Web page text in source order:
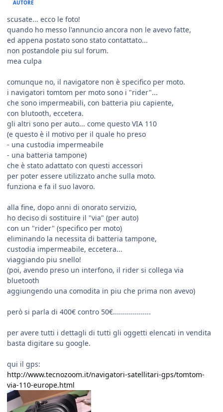
AUTORE
scusate... ecco le foto!
quando ho messo l'annuncio ancora non le avevo fatte,
ed appena postato sono stato contattato...
non postandole piu sul forum.
mea culpa
comunque no, il navigatore non è specifico per moto.
i navigatori tomtom per moto sono i "rider"...
che sono impermeabili, con batteria piu capiente,
con blutooth, eccetera.
gli altri sono per auto... come questo VIA 110
(e questo è il motivo per il quale ho preso
- una custodia impermeabile
- una batteria tampone)
che è stato adattato con questi accessori
per poter essere utilizzato anche sulla moto.
funziona e fa il suo lavoro.
alla fine, dopo anni di onorato servizio,
ho deciso di sostituire il "via" (per auto)
con un "rider" (specifico per moto)
eliminando la necessita di batteria tampone,
custodia impermeabile, eccetera...
viaggiando piu snello!
(poi, avendo preso un interfono, il rider si collega via
bluetooth
aggiungendo una comodita in piu che prima non avevo)
però si parla di 400€ contro 50€...................
per avere tutti i dettagli di tutti gli oggetti elencati in vendita
basta digitare su google.
qui il gps:
http://www.tecnozoom.it/navigatori-satellitari-gps/tomtom-
via-110-europe.html